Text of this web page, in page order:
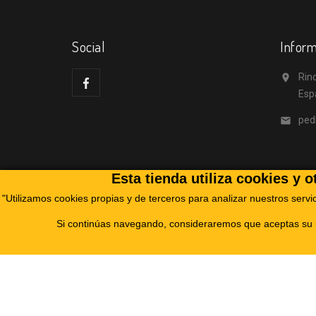
Social


Esta tienda utiliza cookies y
"Utilizamos cookies propias y de terceros para analizar nuestros
Si continúas navegando, consideraremos que aceptas